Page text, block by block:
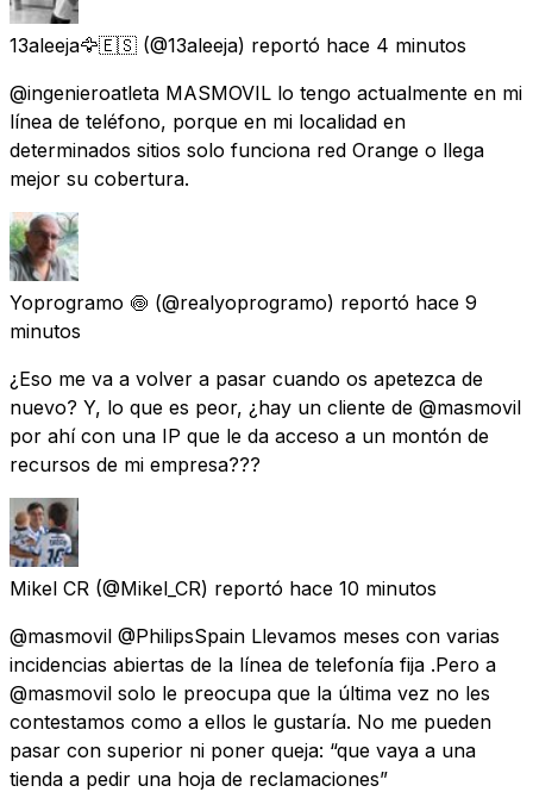
13aleeja🦅🇪🇸 (@13aleeja) reportó hace 4 minutos
@ingenieroatleta MASMOVIL lo tengo actualmente en mi
línea de teléfono, porque en mi localidad en
determinados sitios solo funciona red Orange o llega
mejor su cobertura.
Yoprogramo 🍥 (@realyoprogramo) reportó hace 9
minutos
¿Eso me va a volver a pasar cuando os apetezca de
nuevo? Y, lo que es peor, ¿hay un cliente de @masmovil
por ahí con una IP que le da acceso a un montón de
recursos de mi empresa???
Mikel CR (@Mikel_CR) reportó hace 10 minutos
@masmovil @PhilipsSpain Llevamos meses con varias
incidencias abiertas de la línea de telefonía fija .Pero a
@masmovil solo le preocupa que la última vez no les
contestamos como a ellos le gustaría. No me pueden
pasar con superior ni poner queja: “que vaya a una
tienda a pedir una hoja de reclamaciones”